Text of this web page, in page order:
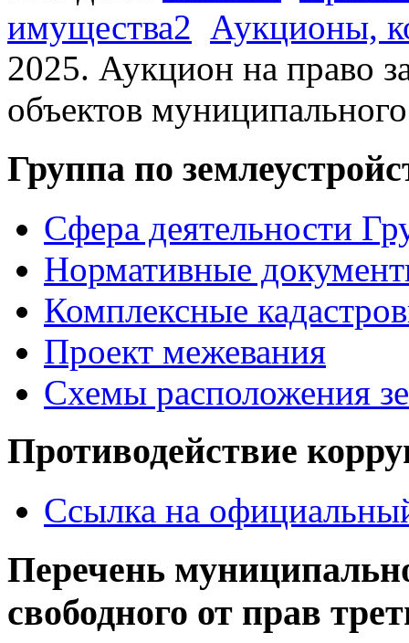
имущества2 Аукционы,
2025. Аукцион на право
объектов
Группа по
Сфера деятельности
Нормативные
Комплексные
Проект межевания
Схемы расположения
Противодействие
Ссылка на
Перечень
свободного от прав